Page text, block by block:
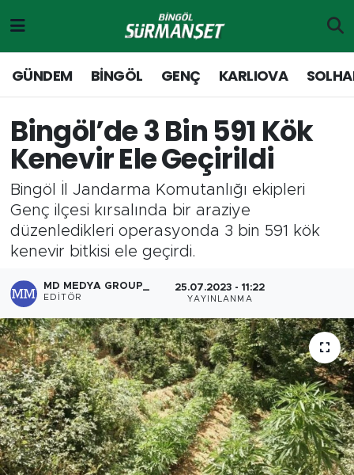
GÜNDEM BİNGÖL GENÇ KARLIOVA
Bingöl’de 3 Bin 591 Kök
Kenevir Ele Geçirildi
Bingöl İl Jandarma Komutanlığı ekipleri
Genç ilçesi kırsalında bir araziye
düzenledikleri operasyonda 3 bin 591 kök
kenevir bitkisi ele geçirdi.
MD MEDYA GROUP_
EDITÖR
25.07.2023 - 11:22
YAYINLANMA
Genç
Solhan
Karlıova
Adaklı-Kiğı
Yayladere-Yedisu
MD Prestij Dergisi
Siyaset
Spor
Yaşam
Sağlık
Merkez Hava Durumu
Merkez Trafik Yoğunluk Haritası
Süper Lig Puan Durumu ve Fikstür
Tüm Manşetler
Son Dakika Haberleri
Haber Arşivi